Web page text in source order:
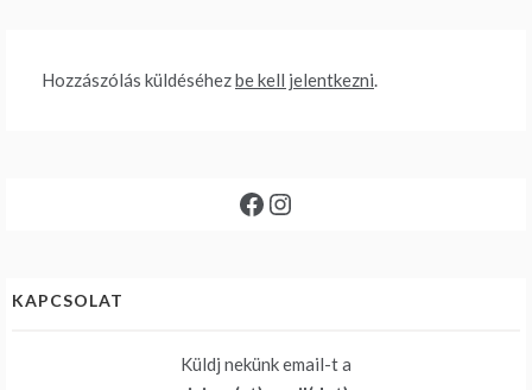
Hozzászólás küldéséhezbe kell jelentkezni.
Facebook
Instagram
KAPCSOLAT
Küldj nekünk email-t a